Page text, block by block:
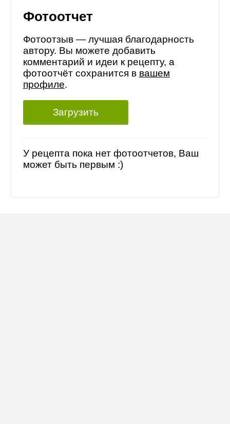
Фотоотчет
Фотоотзыв — лучшая благодарность
автору. Вы можете добавить
комментарий и идеи к рецепту, а
фотоотчёт сохранится в вашем
профиле.
Загрузить
У рецепта пока нет фотоотчетов, Ваш
может быть первым :)